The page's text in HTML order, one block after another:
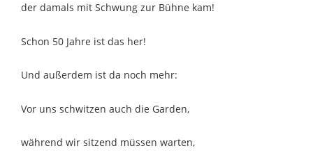
der damals mit Schwung zur Bühne kam!
Schon 50 Jahre ist das her!
Und außerdem ist da noch mehr:
Vor uns schwitzen auch die Garden,
während wir sitzend müssen warten,